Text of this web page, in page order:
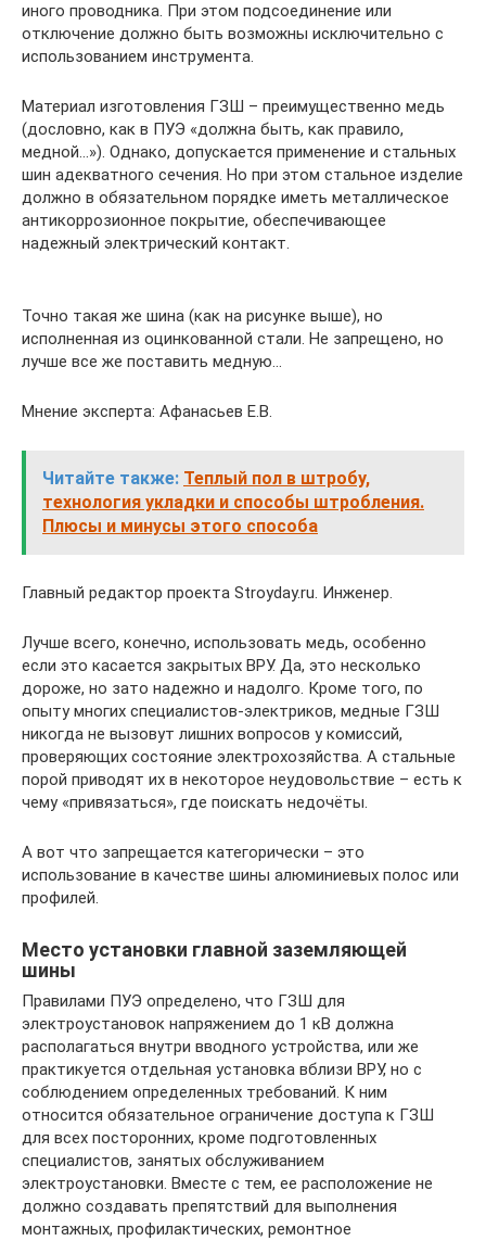
иного проводника. При этом подсоединение или
отключение должно быть возможны исключительно с
использованием инструмента.
Материал изготовления ГЗШ – преимущественно медь
(дословно, как в ПУЭ «должна быть, как правило,
медной…»). Однако, допускается применение и стальных
шин адекватного сечения. Но при этом стальное изделие
должно в обязательном порядке иметь металлическое
антикоррозионное покрытие, обеспечивающее
надежный электрический контакт.
Точно такая же шина (как на рисунке выше), но
исполненная из оцинкованной стали. Не запрещено, но
лучше все же поставить медную…
Мнение эксперта: Афанасьев Е.В.
Читайте также: Теплый пол в штробу,
технология укладки и способы штробления.
Плюсы и минусы этого способа
Главный редактор проекта Stroyday.ru. Инженер.
Лучше всего, конечно, использовать медь, особенно
если это касается закрытых ВРУ. Да, это несколько
дороже, но зато надежно и надолго. Кроме того, по
опыту многих специалистов-электриков, медные ГЗШ
никогда не вызовут лишних вопросов у комиссий,
проверяющих состояние электрохозяйства. А стальные
порой приводят их в некоторое неудовольствие – есть к
чему «привязаться», где поискать недочёты.
А вот что запрещается категорически – это
использование в качестве шины алюминиевых полос или
профилей.
Место установки главной заземляющей
шины
Правилами ПУЭ определено, что ГЗШ для
электроустановок напряжением до 1 кВ должна
располагаться внутри вводного устройства, или же
практикуется отдельная установка вблизи ВРУ, но с
соблюдением определенных требований. К ним
относится обязательное ограничение доступа к ГЗШ
для всех посторонних, кроме подготовленных
специалистов, занятых обслуживанием
электроустановки. Вместе с тем, ее расположение не
должно создавать препятствий для выполнения
монтажных, профилактических, ремонтное